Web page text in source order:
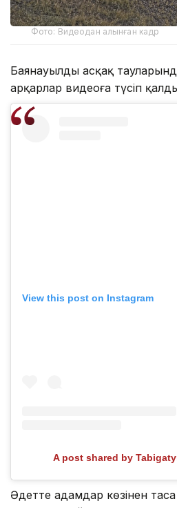
Фото: Видеодан алынған кадр
Баянауылдың асқақ
арқарлар видеоға түсіп
View this post on Instagram
A post shared by
Әдетте адамдар көзінен